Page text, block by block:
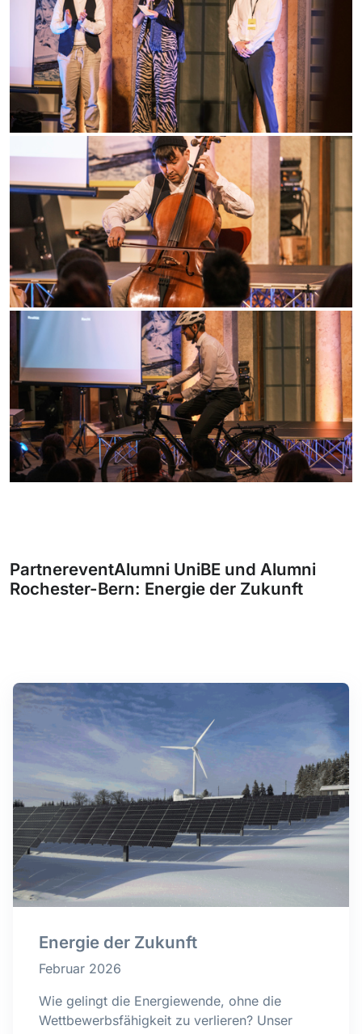
PartnereventAlumni UniBE und Alumni
Rochester-Bern: Energie der Zukunft
Energie der Zukunft
Februar 2026
Wie gelingt die Energiewende, ohne die
Wettbewerbsfähigkeit zu verlieren? Unser